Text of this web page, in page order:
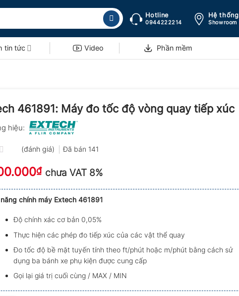
Hotline
0944222214
Hệ thống
Showroom
tin tức Video Phần mềm
461891: Máy đo tốc độ vòng quay tiếp xúc
hiệu:
(đánh giá) Đã bán 141
₫ chưa VAT 8%
chính máy Extech 461891
Độ chính xác cơ bản 0,05%
Thực hiện các phép đo tiếp xúc của các vật thể quay
Đo tốc độ bề mặt tuyến tính theo ft/phút hoặc m/phút bằng cách sử
dụng ba bánh xe phụ kiện được cung cấp
Gọi lại giá trị cuối cùng / MAX / MIN